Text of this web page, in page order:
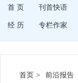
首 页 刊首快语
经 历 专栏作家
首页 > 前沿报告